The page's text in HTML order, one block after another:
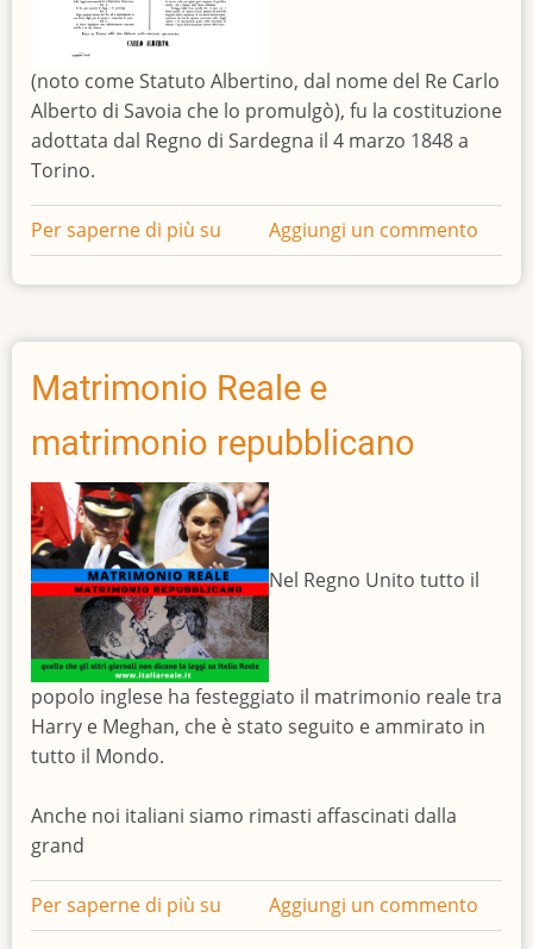
(noto come Statuto Albertino, dal nome del Re Carlo
Alberto di Savoia che lo promulgò), fu la costituzione
adottata dal Regno di Sardegna il 4 marzo 1848 a
Torino.
Per saperne di più su
anniversario
dello
Albertino
Aggiungi un commento
Matrimonio Reale e
matrimonio repubblicano
Nel Regno Unito tutto il
popolo inglese ha festeggiato il matrimonio reale tra
Harry e Meghan, che è stato seguito e ammirato in
tutto il Mondo.
Anche noi italiani siamo rimasti affascinati dalla
grand
Per saperne di più su Matrimonio
Reale
Aggiungi un commento